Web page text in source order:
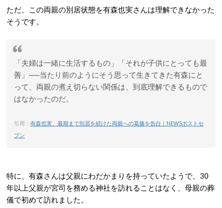
ただ、この両親の別居状態を有森也実さんは理解できなかった
そうです。
「夫婦は一緒に生活するもの」「それが子供にとっても最
善」──当たり前のようにそう思って生きてきた有森にと
って、両親の煮え切らない関係は、到底理解できるもので
はなかったのだ。
引用： 有森也実、最期まで別居を続けた両親への葛藤を告白｜NEWSポストセ
ブン
特に、有森さんは父親にわだかまりを持っていたようで、30
年以上父親が宮司を務める神社を訪れることはなく、母親の葬
儀で初めて訪れました。